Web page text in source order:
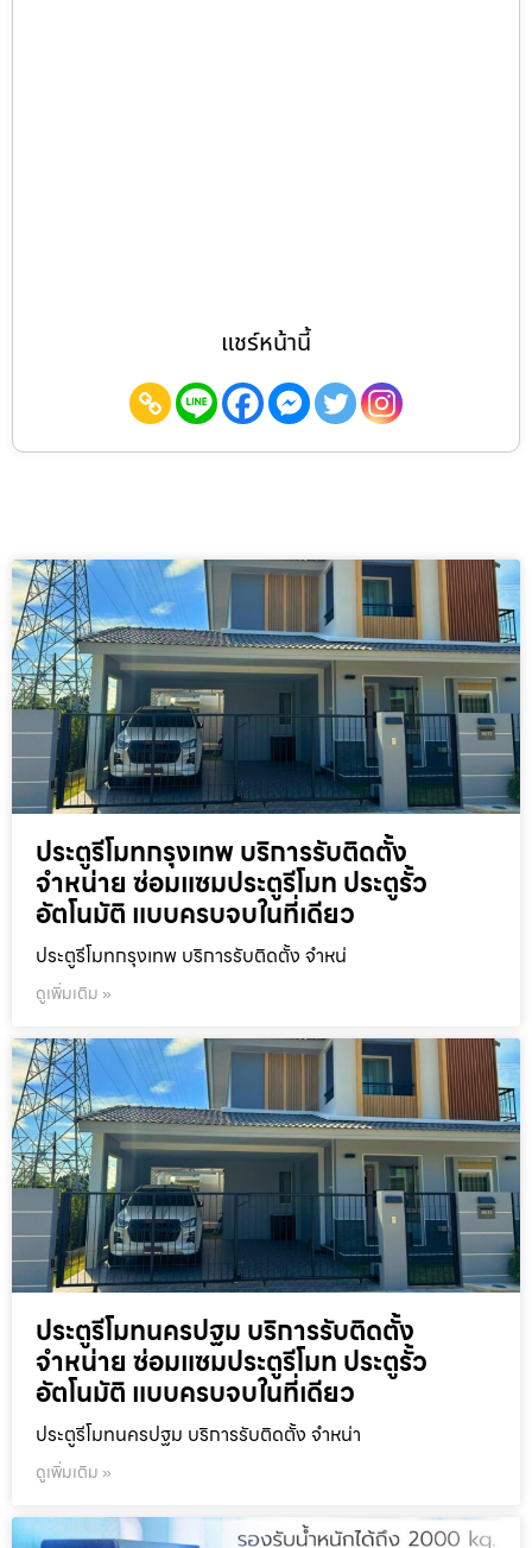
แชร์หน้านี้
ประตูรีโมทกรุงเทพ บริการรับติดตั้ง
จำหน่าย ซ่อมแซมประตูรีโมท ประตูรั้ว
อัตโนมัติ แบบครบจบในที่เดียว
ประตูรีโมทกรุงเทพ บริการรับติดตั้ง จำหน่
ดูเพิ่มเติม »
ประตูรีโมทนครปฐม บริการรับติดตั้ง
จำหน่าย ซ่อมแซมประตูรีโมท ประตูรั้ว
อัตโนมัติ แบบครบจบในที่เดียว
ประตูรีโมทนครปฐม บริการรับติดตั้ง จำหน่า
ดูเพิ่มเติม »